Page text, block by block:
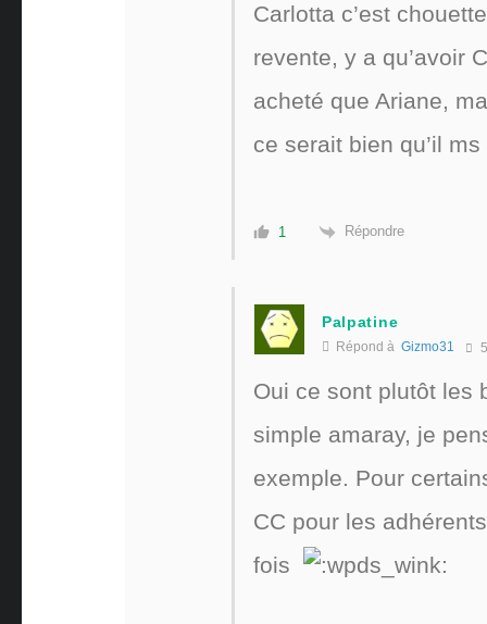
Carlotta c’est
revente, y a qu’avoir
acheté que Ariane,
ce serait bien qu’il
1 Répondre
Palpatine
Répond à Gizmo31
Oui ce sont plutôt les
simple amaray, je
exemple. Pour
CC pour les
fois